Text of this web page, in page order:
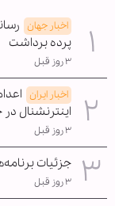
اخبار جهان
پرده برداشت
۳ روز قبل
اخبار ایران
اینترنشنال در جنگ‌های
۳ روز قبل
جزئیات
۳ روز قبل